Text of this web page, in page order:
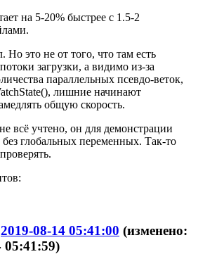
на 5-20% быстрее с 1.5-2
это не от того, что там есть
загрузки, а видимо из-за
параллельных псевдо-веток,
лишние начинают
общую скорость.
всё учтено, он для демонстрации
глобальных переменных. Так-то
2019-08-14 05:41:00 (изменено:
05:41:59)